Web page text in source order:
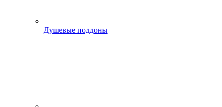
Душевые поддоны